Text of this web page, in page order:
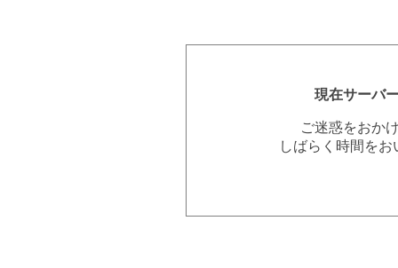
現在サーバ
ご迷惑をおか
しばらく時間を